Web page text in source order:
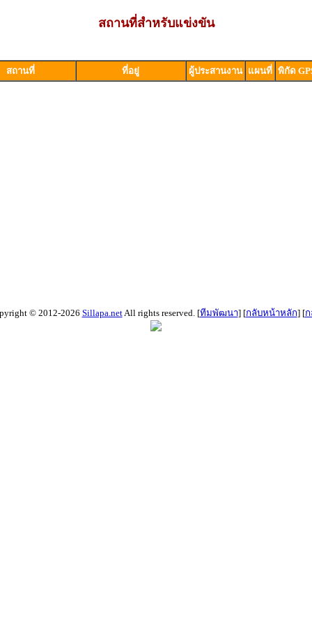
สถานที่สำหรับแข่งขัน
สถานที่ ที่อยู่ ผู้ประสานงาน แผนที่ พิกัด
© 2012-2026 Sillapa.netAll rights reserved. [ทีมพัฒนา] [กลับหน้าหลัก] [ก